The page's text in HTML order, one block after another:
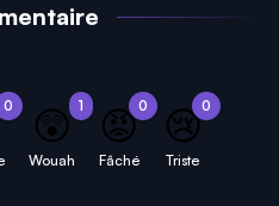
0 1
😲
Wouah
0
😡
Fâché
0
😢
Triste